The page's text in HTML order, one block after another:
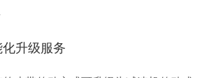
升级服务